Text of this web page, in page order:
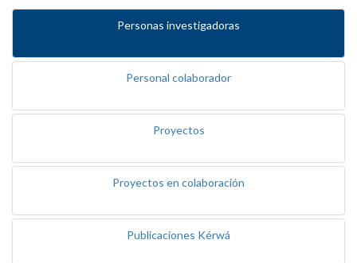
Personas investigadoras
Personal colaborador
Proyectos
Proyectos en colaboración
Publicaciones Kérwá